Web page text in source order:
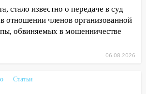
будут судить десять
снабжавших две области
приговор дебоширам,
в трамвае
уникальных автомобилей
стало известно о передаче в суд
отношении членов организованной
обвиняемых в мошенничестве
06.08.2026
Статьи